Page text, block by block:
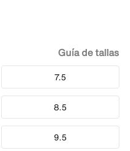
7.5
8.5
9.5
Guía de tallas